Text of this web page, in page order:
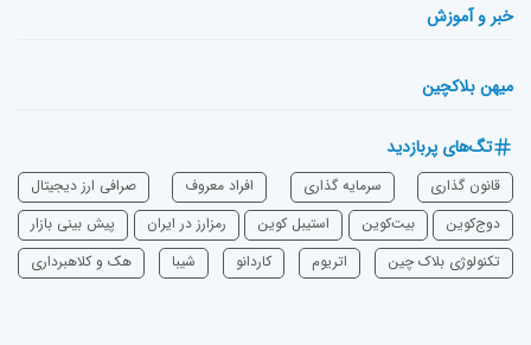
خبر و آموزش
میهن بلاکچین
تگ‌های پربازدید
قانون گذاری سرمایه‌ گذاری افراد معروف
صرافی ارز دیجیتال
دوج‌کوین
بیت‌کوین استیبل کوین رمزارز در ایران
پیش بینی بازار
تکنولوژی بلاک چین
اتریوم ‌کاردانو شیبا هک و کلاهبرداری